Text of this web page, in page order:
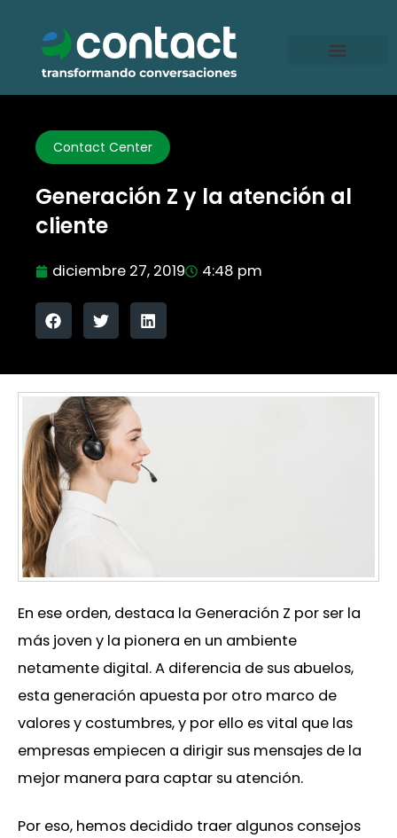
contenido
Contact Center
Generación Z y la atención al
cliente
diciembre 27, 2019 4:48 pm
En ese orden, destaca la Generación Z por ser la
más joven y la pionera en un ambiente
netamente digital. A diferencia de sus abuelos,
esta generación apuesta por otro marco de
valores y costumbres, y por ello es vital que las
empresas empiecen a dirigir sus mensajes de la
mejor manera para captar su atención.
Por eso, hemos decidido traer algunos consejos